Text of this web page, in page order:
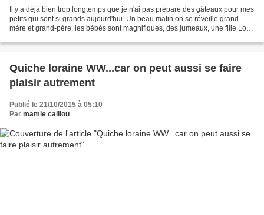
Il y a déjà bien trop longtemps que je n'ai pas préparé des gâteaux pour mes
petits qui sont si grands aujourd'hui. Un beau matin on se réveille grand-
mère et grand-père, les bébés sont magnifiques, des jumeaux, une fille Lola
Quiche loraine WW...car on peut aussi se faire
plaisir autrement
Publié le 21/10/2015 à 05:10
Par mamie caillou